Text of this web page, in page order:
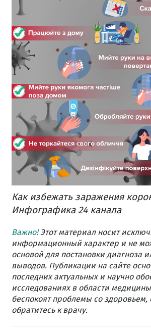
Как избежать заражения
Инфографика 24 канала
Важно!Этот материал носит
информационный характер и не
основой для постановки диагноза
выводов. Публикации на сайте
последних актуальных и научно
исследованиях в области
беспокоят проблемы со здоровьем,
обратитесь к врачу.